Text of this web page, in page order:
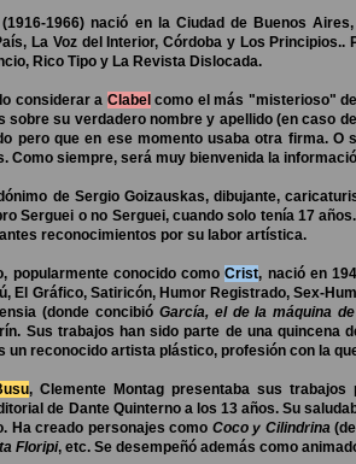
(1916-1966) nació en la Ciudad de Buenos
La Voz del Interior, Córdoba y Los
Rico Tipo y La Revista Dislocada.
considerar a Clabel como el más "misterioso"
sobre su verdadero nombre y apellido (en caso
pero que en ese momento usaba otra firma.
Como siempre, será muy bienvenida la
de Sergio Goizauskas, dibujante,
Serguei o no Serguei, cuando solo tenía 17
reconocimientos por su labor artística.
popularmente conocido comoCrist, nació en
El Gráfico, Satiricón, Humor Registrado, Sex-
(donde concibió García, el de la máquina
Sus trabajos han sido parte de una
un reconocido artista plástico, profesión con la
, Clemente Montag presentaba sus
de Dante Quinterno a los 13 años. Su
Ha creado personajes como Coco y Cilindrina
Floripi, etc. Se desempeñó además como